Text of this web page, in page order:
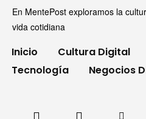
En MentePost exploramos la
vida cotidiana
Inicio Cultura Digital
Tecnología
Negocios